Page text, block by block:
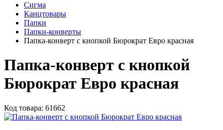
Сигма
Канцтовары
Папки
Папки-конверты
Папка-конверт с кнопкой Бюрократ Евро красная
Папка-конверт с кнопкой
Бюрократ Евро красная
Код товара: 61662